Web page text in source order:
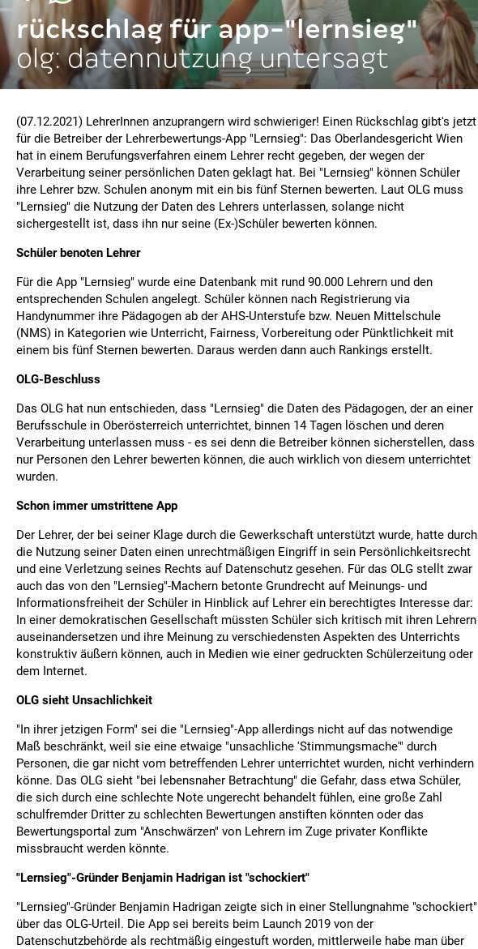
rückschlag für app-"lernsieg"
olg: datennutzung untersagt
(07.12.2021) LehrerInnen anzuprangern wird schwieriger! Einen Rückschlag gibt's jetzt
für die Betreiber der Lehrerbewertungs-App "Lernsieg": Das Oberlandesgericht Wien
hat in einem Berufungsverfahren einem Lehrer recht gegeben, der wegen der
Verarbeitung seiner persönlichen Daten geklagt hat. Bei "Lernsieg" können Schüler
ihre Lehrer bzw. Schulen anonym mit ein bis fünf Sternen bewerten. Laut OLG muss
"Lernsieg" die Nutzung der Daten des Lehrers unterlassen, solange nicht
sichergestellt ist, dass ihn nur seine (Ex-)Schüler bewerten können.
Schüler benoten Lehrer
Für die App "Lernsieg" wurde eine Datenbank mit rund 90.000 Lehrern und den
entsprechenden Schulen angelegt. Schüler können nach Registrierung via
Handynummer ihre Pädagogen ab der AHS-Unterstufe bzw. Neuen Mittelschule
(NMS) in Kategorien wie Unterricht, Fairness, Vorbereitung oder Pünktlichkeit mit
einem bis fünf Sternen bewerten. Daraus werden dann auch Rankings erstellt.
OLG-Beschluss
Das OLG hat nun entschieden, dass "Lernsieg" die Daten des Pädagogen, der an einer
Berufsschule in Oberösterreich unterrichtet, binnen 14 Tagen löschen und deren
Verarbeitung unterlassen muss - es sei denn die Betreiber können sicherstellen, dass
nur Personen den Lehrer bewerten können, die auch wirklich von diesem unterrichtet
wurden.
Schon immer umstrittene App
Der Lehrer, der bei seiner Klage durch die Gewerkschaft unterstützt wurde, hatte durch
die Nutzung seiner Daten einen unrechtmäßigen Eingriff in sein Persönlichkeitsrecht
und eine Verletzung seines Rechts auf Datenschutz gesehen. Für das OLG stellt zwar
auch das von den "Lernsieg"-Machern betonte Grundrecht auf Meinungs- und
Informationsfreiheit der Schüler in Hinblick auf Lehrer ein berechtigtes Interesse dar:
In einer demokratischen Gesellschaft müssten Schüler sich kritisch mit ihren Lehrern
auseinandersetzen und ihre Meinung zu verschiedensten Aspekten des Unterrichts
konstruktiv äußern können, auch in Medien wie einer gedruckten Schülerzeitung oder
dem Internet.
OLG sieht Unsachlichkeit
"In ihrer jetzigen Form" sei die "Lernsieg"-App allerdings nicht auf das notwendige
Maß beschränkt, weil sie eine etwaige "unsachliche 'Stimmungsmache'" durch
Personen, die gar nicht vom betreffenden Lehrer unterrichtet wurden, nicht verhindern
könne. Das OLG sieht "bei lebensnaher Betrachtung" die Gefahr, dass etwa Schüler,
die sich durch eine schlechte Note ungerecht behandelt fühlen, eine große Zahl
schulfremder Dritter zu schlechten Bewertungen anstiften könnten oder das
Bewertungsportal zum "Anschwärzen" von Lehrern im Zuge privater Konflikte
missbraucht werden könnte.
"Lernsieg"-Gründer Benjamin Hadrigan ist "schockiert"
"Lernsieg"-Gründer Benjamin Hadrigan zeigte sich in einer Stellungnahme "schockiert"
über das OLG-Urteil. Die App sei bereits beim Launch 2019 von der
Datenschutzbehörde als rechtmäßig eingestuft worden, mittlerweile habe man über